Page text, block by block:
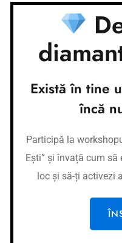
depresie! și
fericire
1,200.00lei
Categories: Platformă
Conturi bancare
Există în tine
încă
Participă la
Ești” și învață cum
loc și să-ți activezi